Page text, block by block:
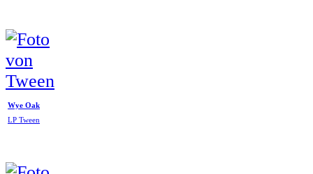
Wye Oak
LP Tween